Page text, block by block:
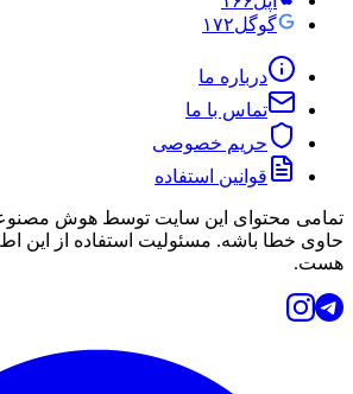
گوگل۱۷۲
درباره ما
تماس با ما
حریم خصوصی
قوانین استفاده
تمامی محتوای این سایت توسط هوش
حاوی خطا باشه. مسئولیت استفاده از این
هست.